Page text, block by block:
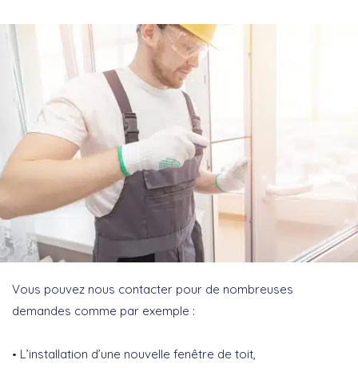
Vous pouvez nous contacter pour de nombreuses
demandes comme par exemple :
L’installation d’une nouvelle fenêtre de toit,